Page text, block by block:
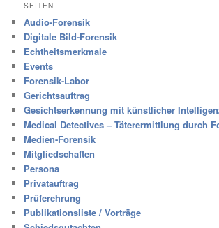
SEITEN
Audio-Forensik
Digitale Bild-Forensik
Echtheitsmerkmale
Events
Forensik-Labor
Gerichtsauftrag
Gesichtserkennung mit künstlicher
Medical Detectives – Täterermittlung durch
Medien-Forensik
Mitgliedschaften
Persona
Privatauftrag
Prüferehrung
Publikationsliste / Vorträge